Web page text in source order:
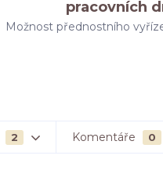
pracovních
Možnost přednostního
2 Komentáře 0